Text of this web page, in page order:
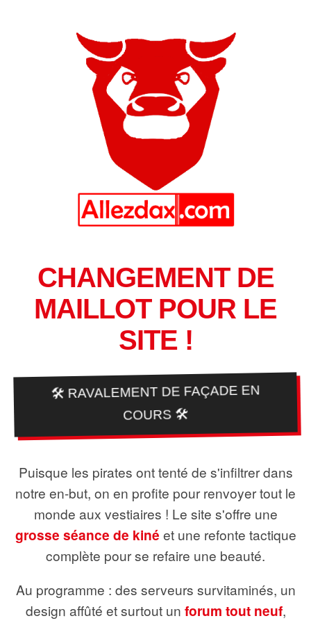
CHANGEMENT DE
MAILLOT POUR LE
SITE !
🛠️ RAVALEMENT DE FAÇADE EN
COURS 🛠️
Puisque les pirates ont tenté de s'infiltrer dans
notre en-but, on en profite pour renvoyer tout le
monde aux vestiaires ! Le site s'offre une
grosse séance de kiné et une refonte tactique
complète pour se refaire une beauté.
Au programme : des serveurs survitaminés, un
design affûté et surtout un forum tout neuf,